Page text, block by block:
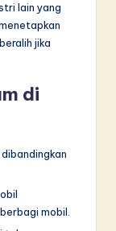
lain yang
jika
di
mobil.